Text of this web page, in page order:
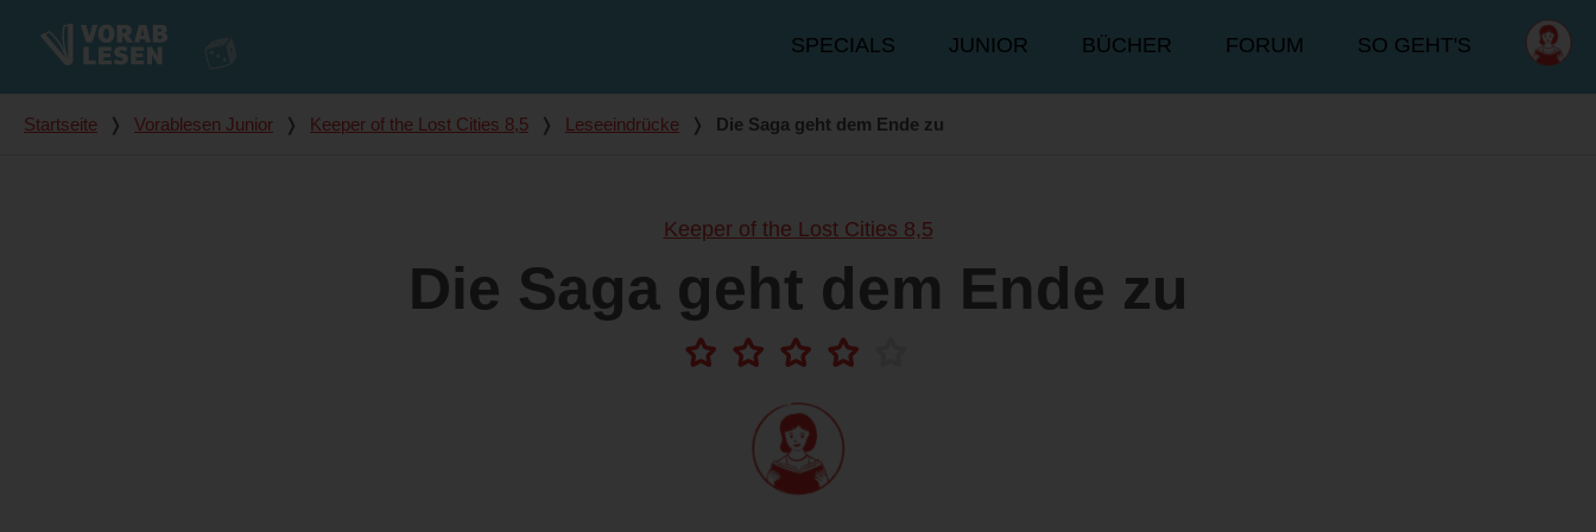
Hauptmenü
SPECIALS JUNIOR BÜCHER FORUM SO GEHT'S
Du bist hier
Startseite ❭ Vorablesen Junior ❭ Keeper of the Lost Cities 8,5 ❭ Leseeindrücke ❭ Die Saga geht dem Ende zu
Keeper of the Lost Cities 8,5
Die Saga geht dem Ende zu